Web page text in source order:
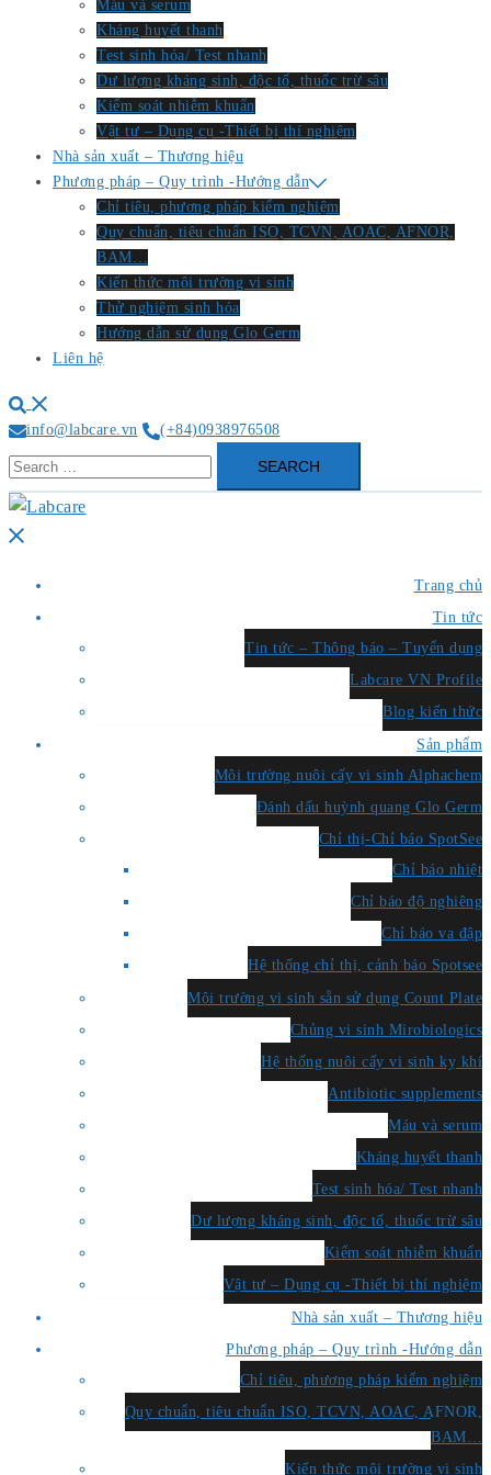
Máu và serum
Kháng huyết thanh
Test sinh hóa/ Test nhanh
Dư lượng kháng sinh, độc tố, thuốc trừ sâu
Kiểm soát nhiễm khuẩn
Vật tư – Dụng cụ -Thiết bị thí nghiệm
Nhà sản xuất – Thương hiệu
Phương pháp – Quy trình -Hướng dẫn
Chỉ tiêu, phương pháp kiểm nghiệm
Quy chuẩn, tiêu chuẩn ISO, TCVN, AOAC, AFNOR,
BAM…
Kiến thức môi trường vi sinh
Thử nghiệm sinh hóa
Hướng dẫn sử dụng Glo Germ
Liên hệ
Search
info@labcare.vn
(+84)0938976508
Search
for:
Close
Trang chủ
Tin tức
Tin tức – Thông báo – Tuyển dụng
Labcare VN Profile
Blog kiến thức
Sản phẩm
Môi trường nuôi cấy vi sinh Alphachem
Đánh dấu huỳnh quang Glo Germ
Chỉ thị-Chỉ báo SpotSee
Chỉ báo nhiệt
Chỉ báo độ nghiêng
Chỉ báo va đập
Hệ thống chỉ thị, cảnh báo Spotsee
Môi trường vi sinh sẵn sử dụng Count Plate
Chủng vi sinh Mirobiologics
Hệ thống nuôi cấy vi sinh kỵ khí
Antibiotic supplements
Máu và serum
Kháng huyết thanh
Test sinh hóa/ Test nhanh
Dư lượng kháng sinh, độc tố, thuốc trừ sâu
Kiểm soát nhiễm khuẩn
Vật tư – Dụng cụ -Thiết bị thí nghiệm
Nhà sản xuất – Thương hiệu
Phương pháp – Quy trình -Hướng dẫn
Chỉ tiêu, phương pháp kiểm nghiệm
Quy chuẩn, tiêu chuẩn ISO, TCVN, AOAC, AFNOR,
BAM…
Kiến thức môi trường vi sinh